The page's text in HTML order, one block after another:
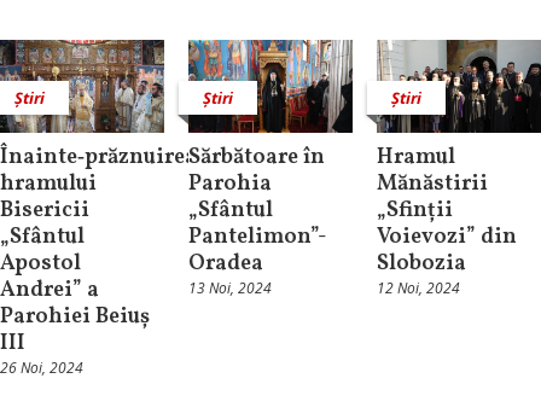
Știri
Înainte‑prăznuirea
hramului
Bisericii
„Sfântul
Apostol
Andrei” a
Parohiei Beiuș
III
26 Noi, 2024
Știri
Sărbătoare în
Parohia
„Sfântul
Pantelimon”-
Oradea
13 Noi, 2024
Știri
Hramul
Mănăstirii
„Sfinții
Voievozi” din
Slobozia
12 Noi, 2024